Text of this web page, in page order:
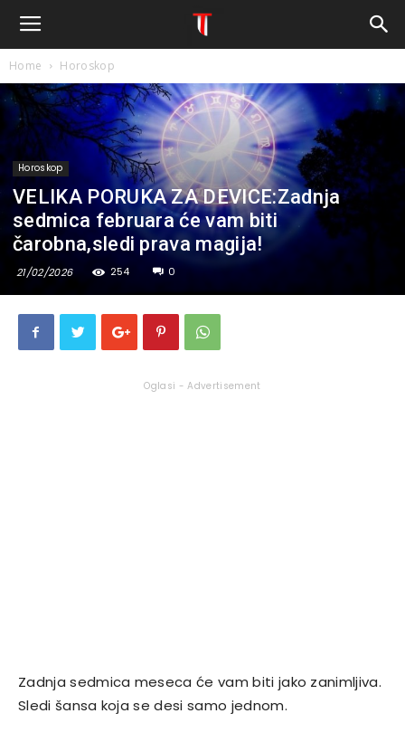
Home Horoskop
Horoskop
VELIKA PORUKA ZA DEVICE:Zadnja
sedmica februara će vam biti
čarobna,sledi prava magija!
21/02/2026 254 0
Oglasi - Advertisement
Zadnja sedmica meseca će vam biti jako zanimljiva.
Sledi šansa koja se desi samo jednom.